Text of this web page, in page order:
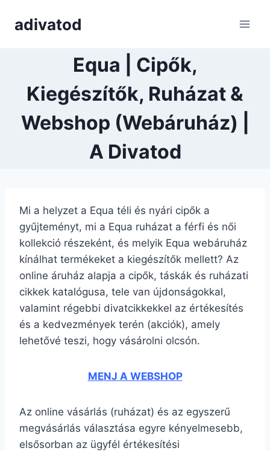
adivatod
Equa | Cipők,
Kiegészítők, Ruházat &
Webshop (Webáruház) |
A Divatod
Mi a helyzet a Equa téli és nyári cipők a
gyűjteményt, mi a Equa ruházat a férfi és női
kollekció részeként, és melyik Equa webáruház
kínálhat termékeket a kiegészítők mellett? Az
online áruház alapja a cipők, táskák és ruházati
cikkek katalógusa, tele van újdonságokkal,
valamint régebbi divatcikkekkel az értékesítés
és a kedvezmények terén (akciók), amely
lehetővé teszi, hogy vásárolni olcsón.
MENJ A WEBSHOP
Az online vásárlás (ruházat) és az egyszerű
megvásárlás választása egyre kényelmesebb,
elsősorban az ügyfél értékesítési